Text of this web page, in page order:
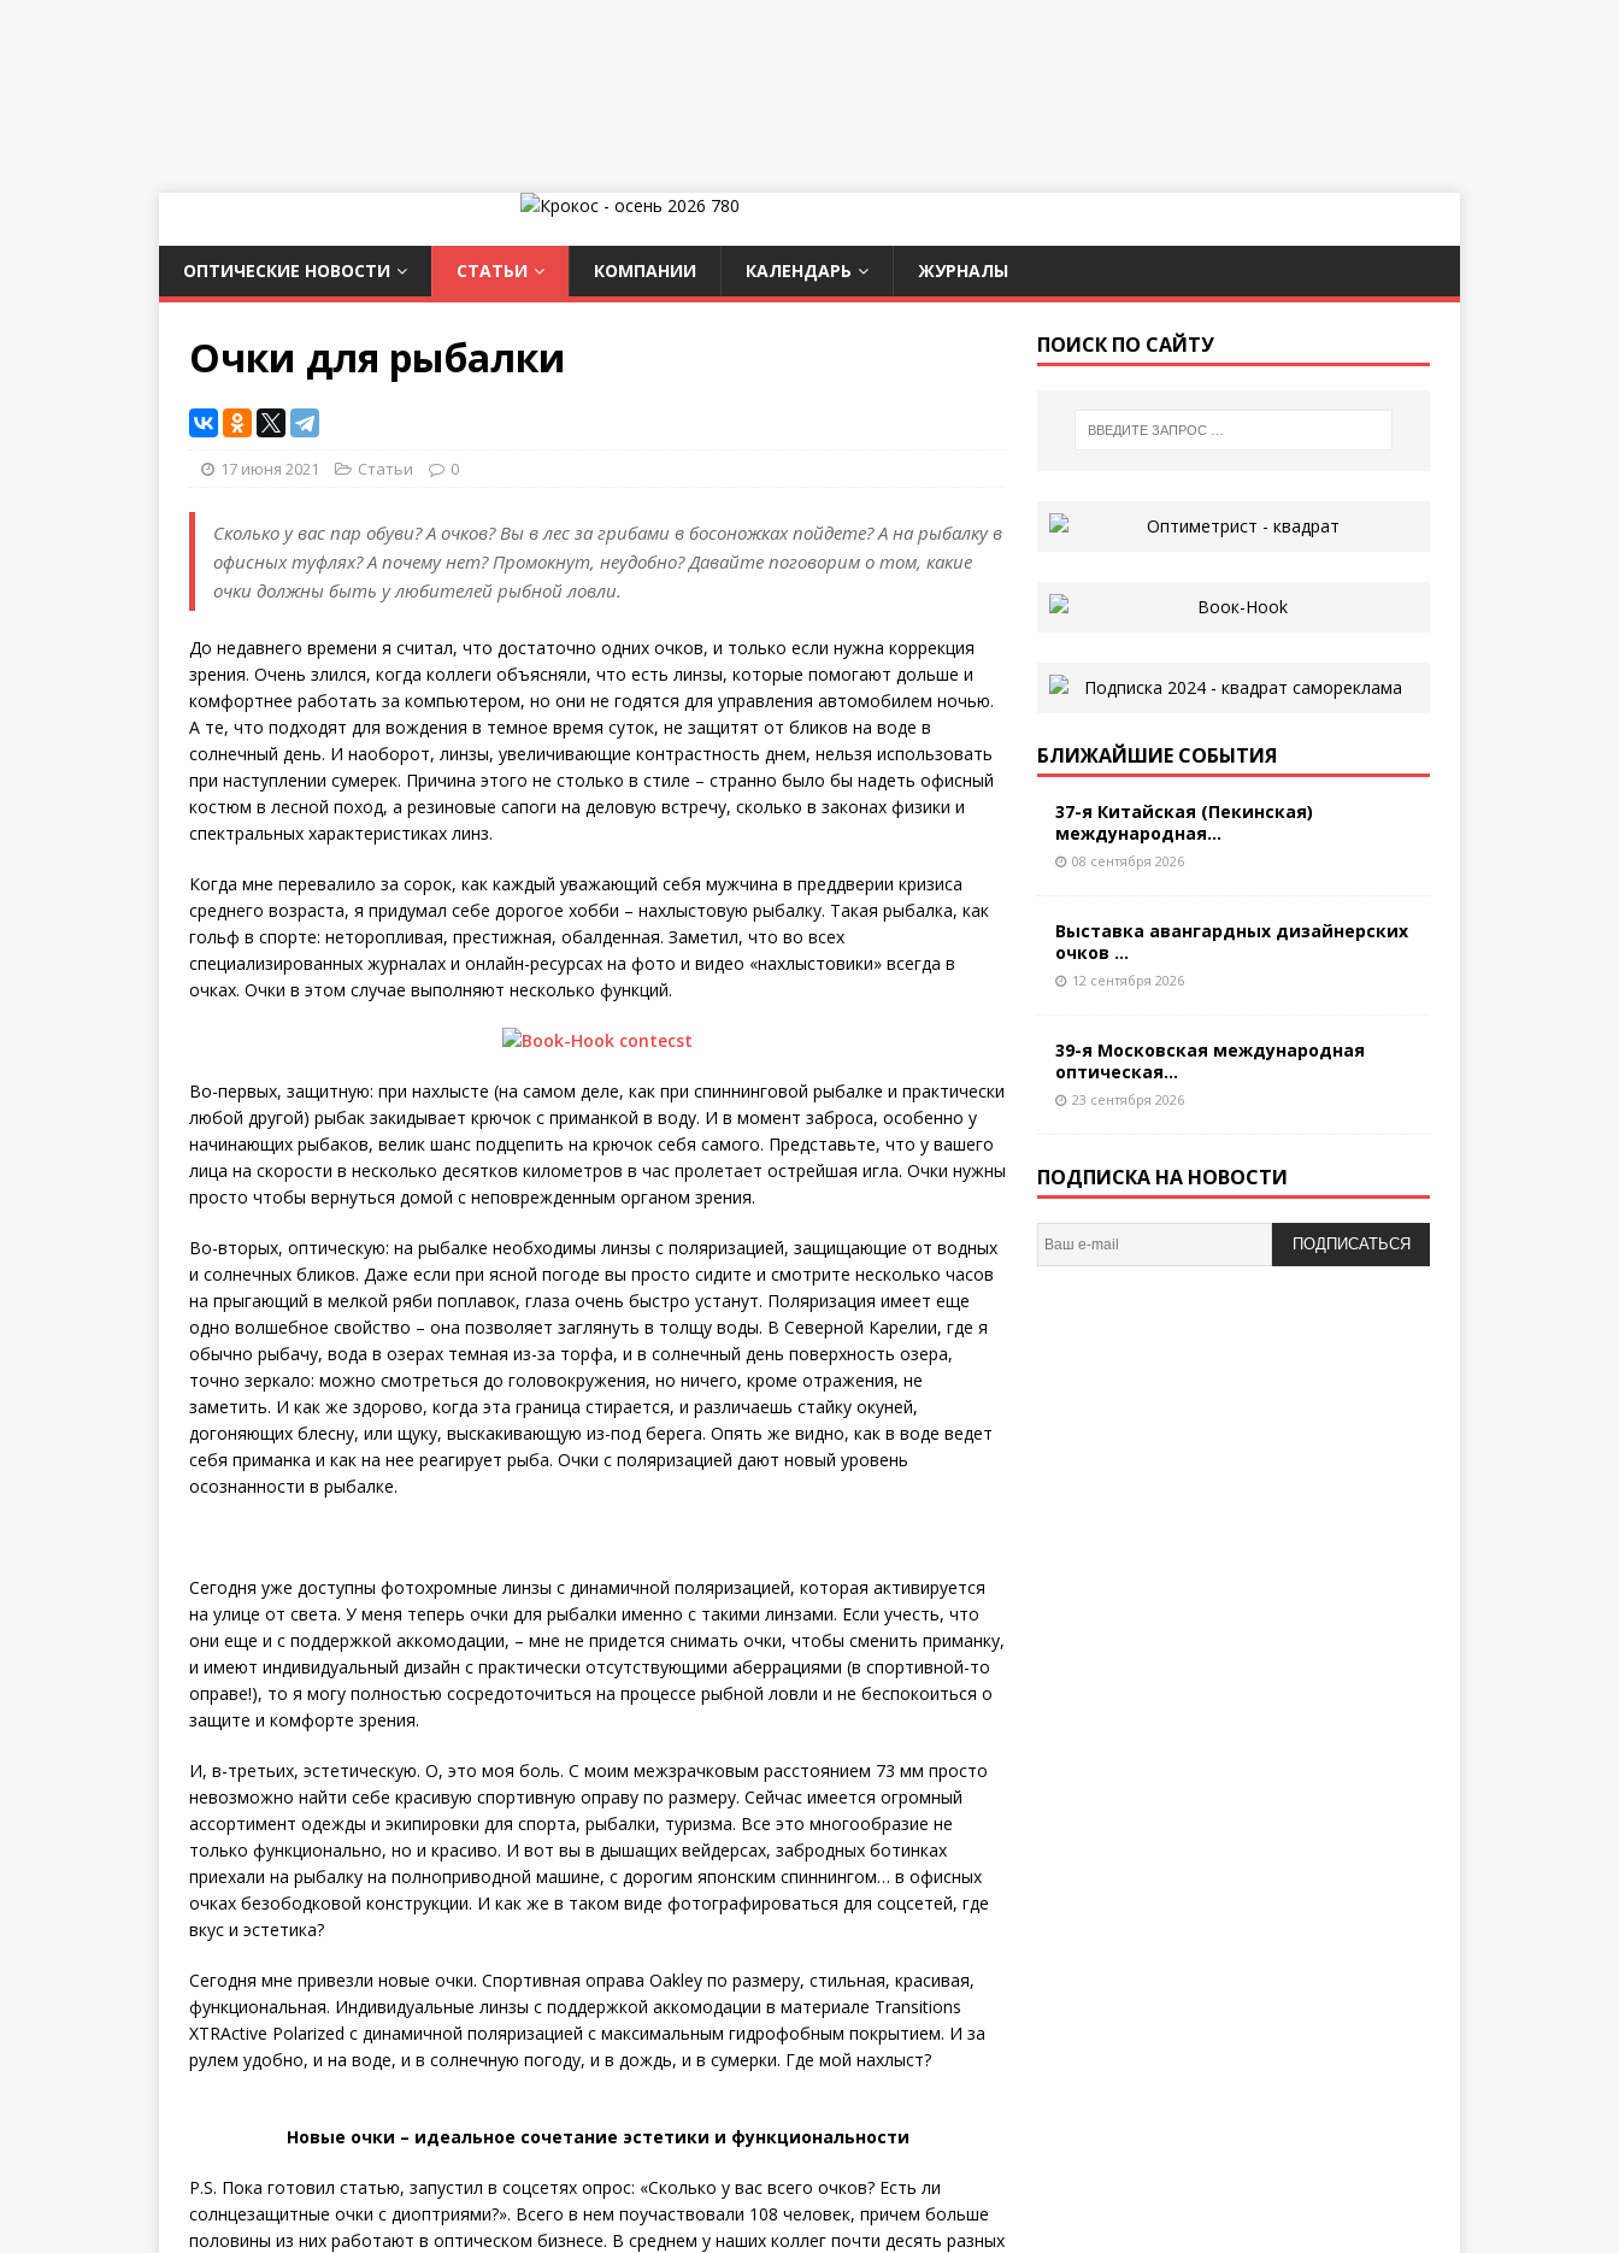
ОПТИЧЕСКИЕ НОВОСТИ СТАТЬИ КОМПАНИИ КАЛЕНДАРЬ ЖУРНАЛЫ
Очки для рыбалки
17 июня 2021 Статьи 0
Сколько у вас пар обуви? А очков? Вы в лес за грибами в босоножках пойдете? А на рыбалку в
офисных туфлях? А почему нет? Промокнут, неудобно? Давайте поговорим о том, какие
очки должны быть у любителей рыбной ловли.
До недавнего времени я считал, что достаточно одних очков, и только если нужна коррекция
зрения. Очень злился, когда коллеги объясняли, что есть линзы, которые помогают дольше и
комфортнее работать за компьютером, но они не годятся для управления автомобилем ночью.
А те, что подходят для вождения в темное время суток, не защитят от бликов на воде в
солнечный день. И на­оборот, линзы, увеличивающие контрастность днем, нельзя использовать
при наступлении сумерек. Причина этого не столько в стиле – странно было бы надеть офисный
костюм в лесной поход, а резиновые сапоги на деловую встречу, сколько в законах физики и
спектральных характеристиках линз.
Когда мне перевалило за сорок, как каждый уважающий себя мужчина в преддверии кризиса
среднего возраста, я придумал себе дорогое хобби – нахлыстовую рыбалку. Такая рыбалка, как
гольф в спорте: неторопливая, престижная, обалденная. Заметил, что во всех
специализированных журналах и онлайн-ресурсах на фото и видео «нахлыстовики» всегда в
очках. Очки в этом случае выполняют несколько функций.
Во-первых, защитную: при нахлысте (на самом деле, как при спиннинговой рыбалке и практически
любой другой) рыбак закидывает крючок с приманкой в воду. И в момент заброса, особенно у
начинающих рыбаков, велик шанс подцепить на крючок себя самого. Представьте, что у вашего
лица на скорости в несколько десятков километров в час пролетает острейшая игла. Очки нужны
просто чтобы вернуться домой с неповрежденным органом зрения.
Во-вторых, оптическую: на рыбалке необходимы линзы с поляризацией, защищающие от водных
и солнечных бликов. Даже если при ясной погоде вы просто сидите и смотрите несколько часов
на прыгающий в мелкой ряби поплавок, глаза очень быстро устанут. Поляризация имеет еще
одно волшебное свойство – она позволяет заглянуть в толщу воды. В Северной Карелии, где я
обычно рыбачу, вода в озерах темная из-за торфа, и в солнечный день поверхность озера,
точно зеркало: можно смотреться до головокружения, но ничего, кроме отражения, не
заметить. И как же здорово, когда эта граница стирается, и различаешь стайку окуней,
догоняющих блесну, или щуку, выскакивающую из-под берега. Опять же видно, как в воде ведет
себя приманка и как на нее реа­гирует рыба. Очки с поляризацией дают новый уровень
осознанности в рыбалке.
Сегодня уже доступны фотохромные линзы с динамичной поляризацией, которая активируется
на улице от света. У меня теперь очки для рыбалки именно с такими линзами. Если учесть, что
они еще и с поддержкой аккомодации, – мне не придется снимать очки, чтобы сменить приманку,
и имеют индивидуальный дизайн с практически отсутствующими аберрациями (в спортивной-то
оправе!), то я могу полностью сосредоточиться на процессе рыбной ловли и не беспокоиться о
защите и комфорте зрения.
И, в-третьих, эстетическую. О, это моя боль. С моим межзрачковым расстоянием 73 мм просто
невозможно найти себе красивую спортивную оправу по размеру. Сейчас имеется огромный
ассортимент одежды и экипировки для спорта, рыбалки, туризма. Все это много­образие не
только функционально, но и красиво. И вот вы в дышащих вейдерсах, забродных ботинках
приехали на рыбалку на полноприводной машине, с дорогим японским спиннингом… в офисных
очках безободковой конструкции. И как же в таком виде фотографироваться для соц­сетей, где
вкус и эстетика?
Сегодня мне привезли новые очки. Спортивная оправа Oakley по размеру, стильная, красивая,
функциональная. Индивидуальные линзы с поддерж­кой аккомодации в материале Transitions
XTRActive Polarized с динамичной поляризацией с максимальным гидрофобным покрытием. И за
рулем удобно, и на воде, и в солнечную погоду, и в дождь, и в сумерки. Где мой нахлыст?
Новые очки – идеальное сочетание эстетики и функциональности
P.S. Пока готовил статью, запустил в соцсетях опрос: «Сколько у вас всего очков? Есть ли
солнцезащитные очки с диоптриями?». Всего в нем поучаствовали 108 человек, причем больше
половины из них работают в оптическом бизнесе. В среднем у наших коллег почти десять разных
ПОИСК ПО САЙТУ
БЛИЖАЙШИЕ СОБЫТИЯ
37-я Китайская (Пекинская)
международная...
08 сентября 2026
Выставка авангардных дизайнерских
очков ...
12 сентября 2026
39-я Московская международная
оптическая...
23 сентября 2026
ПОДПИСКА НА НОВОСТИ
ПОДПИСАТЬСЯ